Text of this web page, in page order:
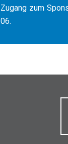
Zugang zum
06.